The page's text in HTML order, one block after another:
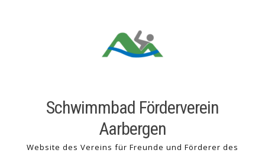
Schwimmbad Förderverein
Aarbergen
Website des Vereins für Freunde und Förderer des